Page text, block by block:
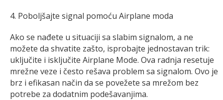
4. Poboljšajte signal pomoću Airplane moda
Ako se nađete u situaciji sa slabim signalom, a ne
možete da shvatite zašto, isprobajte jednostavan trik:
uključite i isključite Airplane Mode. Ova radnja resetuje
mrežne veze i često rešava problem sa signalom. Ovo je
brz i efikasan način da se povežete sa mrežom bez
potrebe za dodatnim podešavanjima.